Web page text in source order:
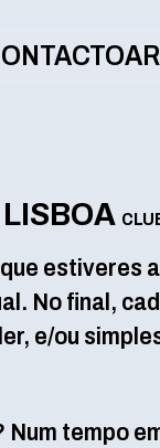
estiveres
No final,
e/ou
tempo